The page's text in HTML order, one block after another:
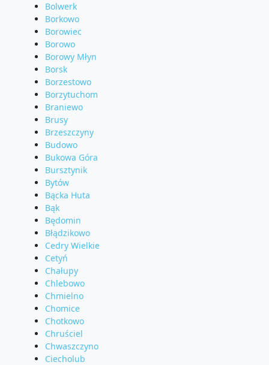
Bolwerk
Borkowo
Borowiec
Borowo
Borowy Młyn
Borsk
Borzestowo
Borzytuchom
Braniewo
Brusy
Brzeszczyny
Budowo
Bukowa Góra
Bursztynik
Bytów
Bącka Huta
Bąk
Będomin
Błądzikowo
Cedry Wielkie
Cetyń
Chałupy
Chlebowo
Chmielno
Chomice
Chotkowo
Chruściel
Chwaszczyno
Ciecholub